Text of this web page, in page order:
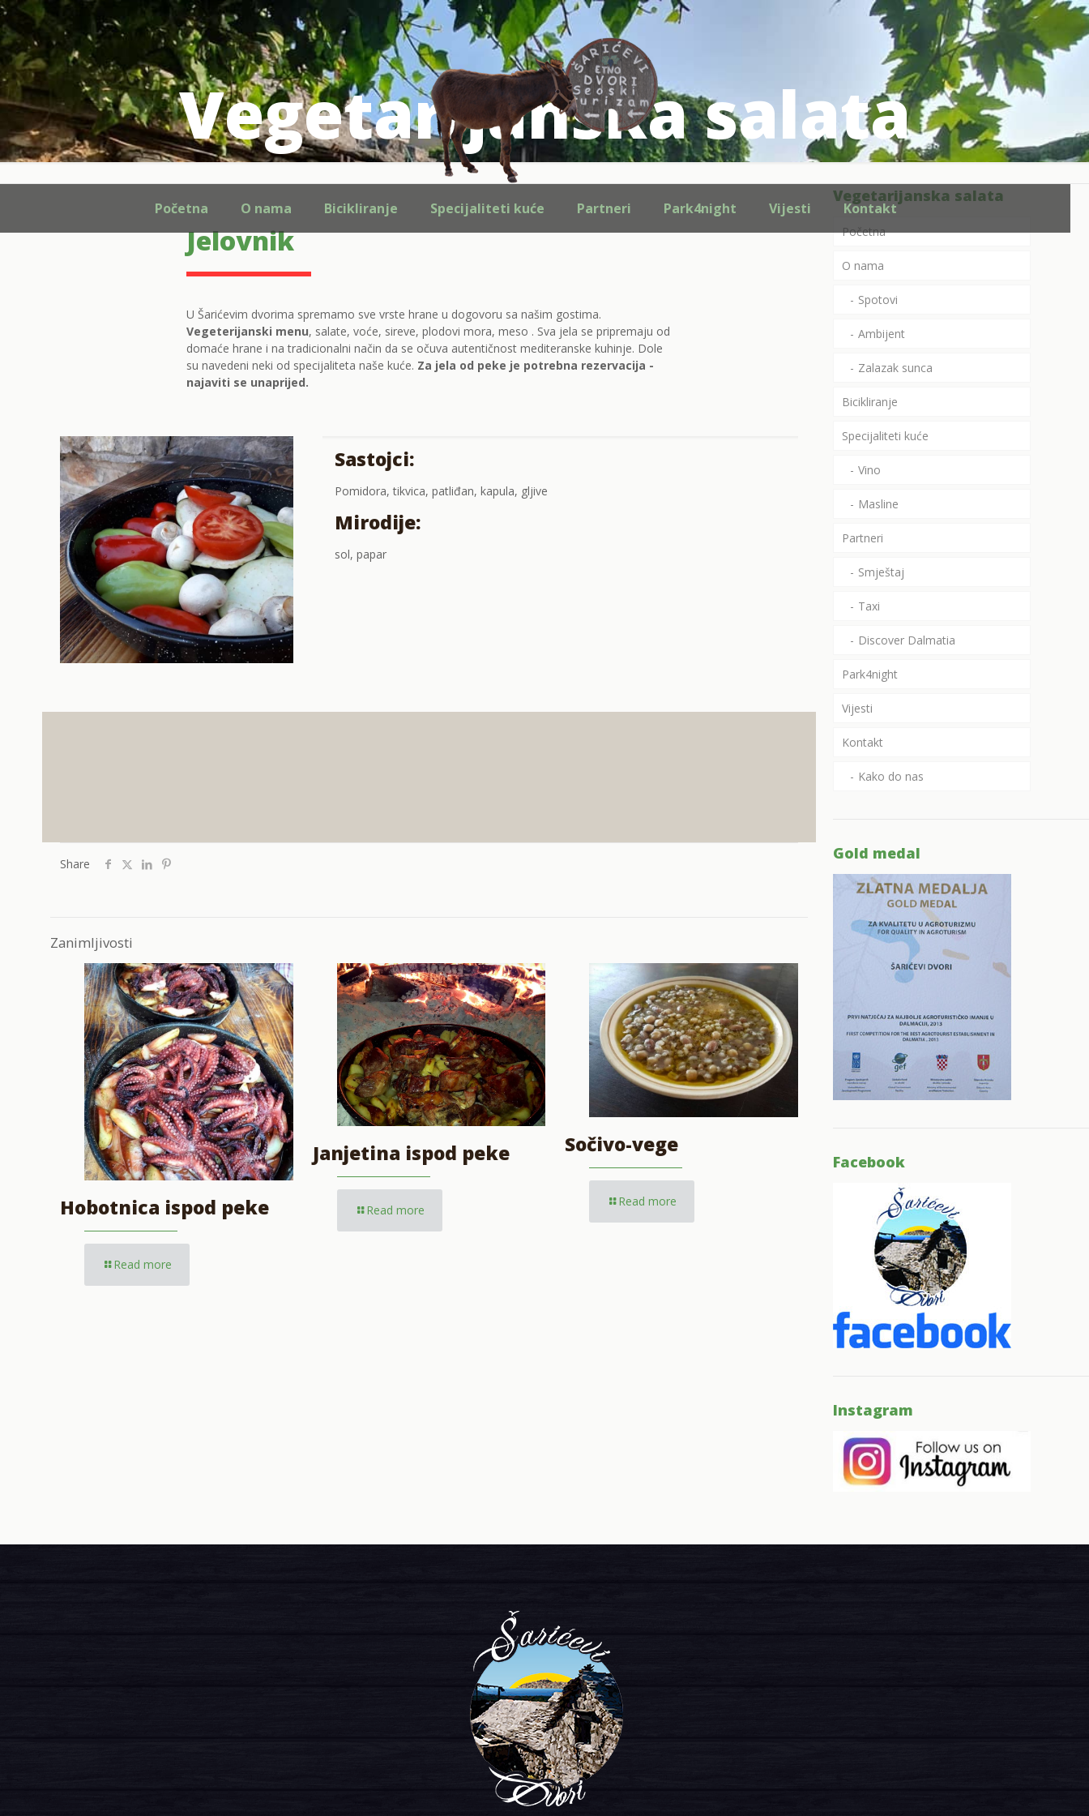
Početna O nama Bicikliranje Specijaliteti kuće Partneri Park4night Vijesti Kontakt
Vegetarijanska salata
Jelovnik
U Šarićevim dvorima spremamo sve vrste hrane u dogovoru sa našim gostima.
Vegeterijanski menu, salate, voće, sireve, plodovi mora, meso . Sva jela se pripremaju od
domaće hrane i na tradicionalni način da se očuva autentičnost mediteranske kuhinje. Dole
su navedeni neki od specijaliteta naše kuće. Za jela od peke je potrebna rezervacija -
najaviti se unaprijed.
Sastojci:
Pomidora, tikvica, patliđan, kapula, gljive
Mirodije:
sol, papar
Share
Zanimljivosti
Hobotnica ispod peke
Read more
Janjetina ispod peke
Read more
Sočivo-vege
Read more
Vegetarijanska salata
Početna
O nama
Spotovi
Ambijent
Zalazak sunca
Bicikliranje
Specijaliteti kuće
Vino
Masline
Partneri
Smještaj
Taxi
Discover Dalmatia
Park4night
Vijesti
Kontakt
Kako do nas
Gold medal
Facebook
Instagram